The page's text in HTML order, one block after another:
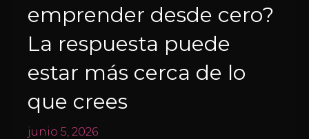
emprender desde cero?
La respuesta puede
estar más cerca de lo
que crees
junio 5, 2026